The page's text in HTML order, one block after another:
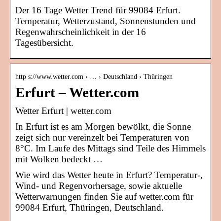
Der 16 Tage Wetter Trend für 99084 Erfurt.
Temperatur, Wetterzustand, Sonnenstunden und
Regenwahrscheinlichkeit in der 16
Tagesübersicht.
http s://www.wetter.com › … › Deutschland › Thüringen
Erfurt – Wetter.com
Wetter Erfurt | wetter.com
In Erfurt ist es am Morgen bewölkt, die Sonne
zeigt sich nur vereinzelt bei Temperaturen von
8°C. Im Laufe des Mittags sind Teile des Himmels
mit Wolken bedeckt …
Wie wird das Wetter heute in Erfurt? Temperatur-,
Wind- und Regenvorhersage, sowie aktuelle
Wetterwarnungen finden Sie auf wetter.com für
99084 Erfurt, Thüringen, Deutschland.